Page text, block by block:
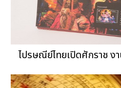
ไปรษณีย์ไทยเปิดศักราช ง